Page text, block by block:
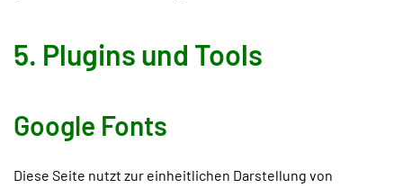
5. Plugins und Tools
Google Fonts
Diese Seite nutzt zur einheitlichen Darstellung von